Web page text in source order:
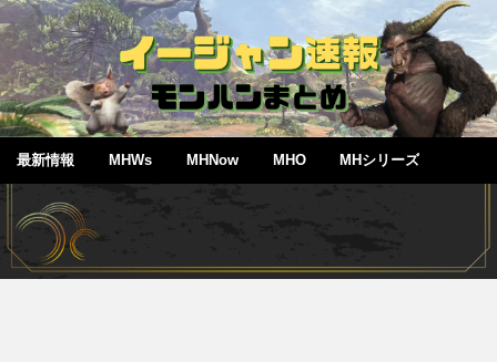
最新情報 MHWs MHNow MHO MHシリーズ